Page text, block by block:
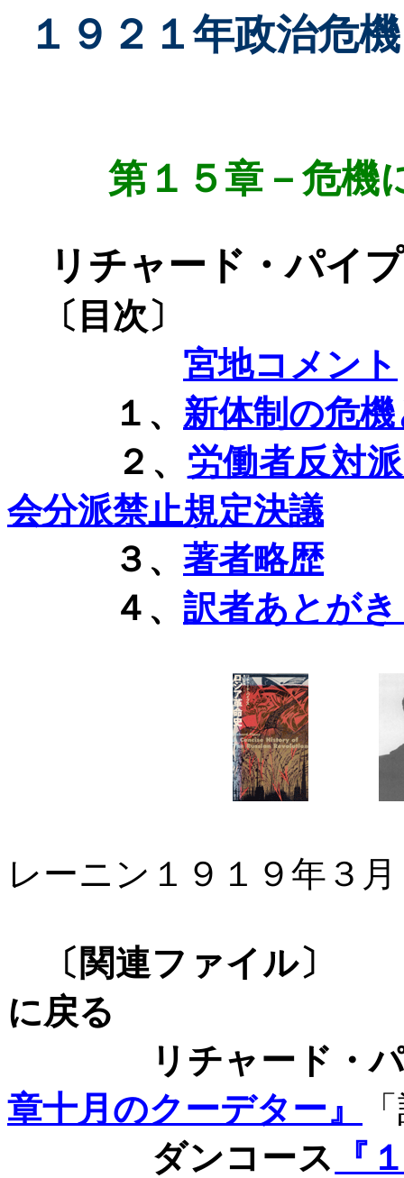
１９２１年政治危
第１５章－危機
リチャード・パイ
〔目次〕
宮地コメント
１、 新体制の危
２、 労働者反対
会分派禁止規定決議
３、 著者略歴
４、 訳者あとが
レーニン１９１９年
〔関連フ
に戻る
リチャード・パ
章十月のクーデター』
ダンコース
『